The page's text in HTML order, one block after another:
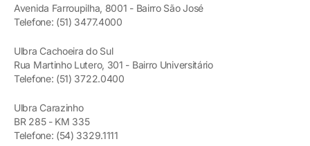
Avenida Farroupilha, 8001 - Bairro São José
Telefone: (51) 3477.4000
Ulbra Cachoeira do Sul
Rua Martinho Lutero, 301 - Bairro Universitário
Telefone: (51) 3722.0400
Ulbra Carazinho
BR 285 - KM 335
Telefone: (54) 3329.1111